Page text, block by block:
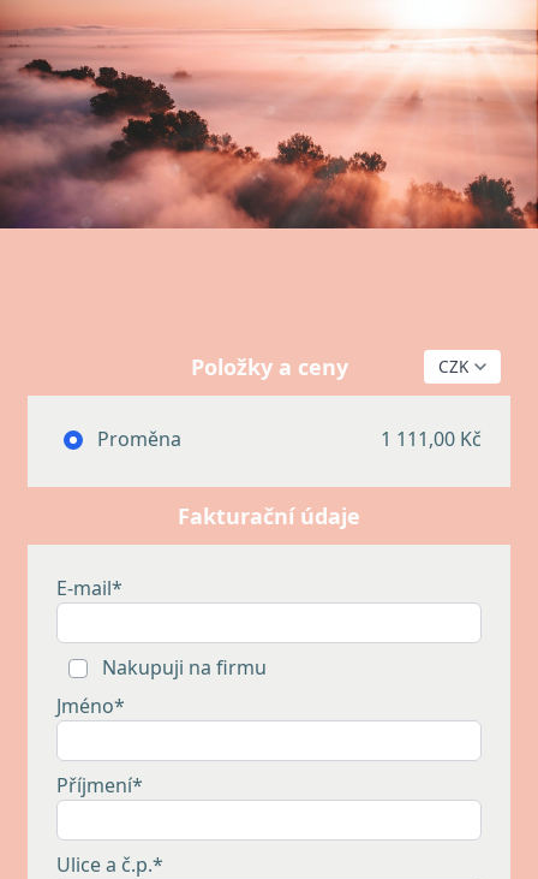
Položky a ceny
Proměna 1 111,00 Kč
Fakturační údaje
E-mail*
Nakupuji na firmu
Jméno*
Příjmení*
Ulice a č.p.*